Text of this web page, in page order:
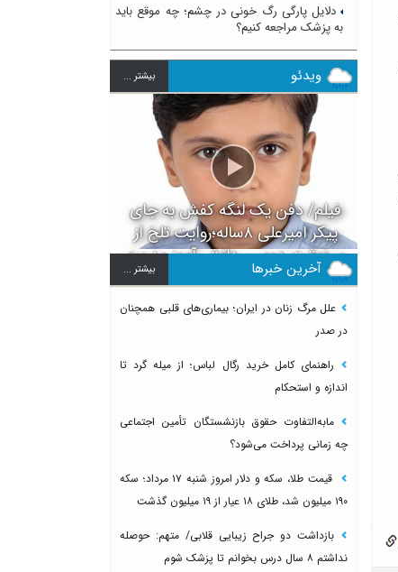
دلایل پارگی رگ خونی در چشم؛ چه موقع باید
به پزشک مراجعه کنیم؟
ویدئو بيشتر ...
فیلم/ دفن یک لنگه کفش به جای
پیکر امیرعلی ۸ساله؛روایت تلخ از
سرنوشت دومین دانش آموز مدرسه
میناب بعد از ماکان
آخرین خبرها بيشتر ...
علل مرگ زنان در ایران؛ بیماری‌های قلبی همچنان
در صدر
راهنمای کامل خرید رگال لباس؛ از میله گرد تا
اندازه و استحکام
مابه‌التفاوت حقوق بازنشستگان تأمین اجتماعی
چه زمانی پرداخت می‌شود؟
قیمت طلا، سکه و دلار امروز شنبه ۱۷ مرداد؛ سکه
۱۹۰ میلیون شد، طلای ۱۸ عیار از ۱۹ میلیون گذشت
بازداشت دو جراح زیبایی قلابی/ متهم: حوصله
نداشتم ۸ سال درس بخوانم تا پزشک شوم